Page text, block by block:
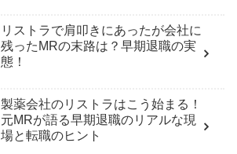
リストラで肩叩きにあったが会社に
残ったMRの末路は？早期退職の実
態！
製薬会社のリストラはこう始まる！
元MRが語る早期退職のリアルな現
場と転職のヒント